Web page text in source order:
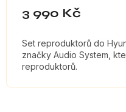
3 990 Kč
Set reproduktorů do
značky Audio System,
reproduktorů.